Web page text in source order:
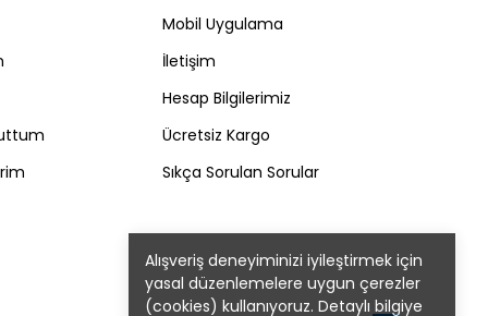
Alışveriş deneyiminizi iyileştirmek için
yasal düzenlemelere uygun çerezler
(cookies) kullanıyoruz. Detaylı bilgiye
Mobil Uygulama
İletişim
Hesap Bilgilerimiz
Ücretsiz Kargo
Sıkça Sorulan Sorular